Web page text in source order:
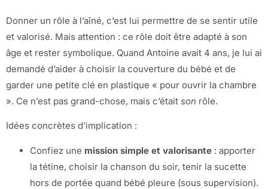
Donner un rôle à l’aîné, c’est lui permettre de se sentir utile
et valorisé. Mais attention : ce rôle doit être adapté à son
âge et rester symbolique. Quand Antoine avait 4 ans, je lui ai
demandé d’aider à choisir la couverture du bébé et de
garder une petite clé en plastique « pour ouvrir la chambre
». Ce n’est pas grand-chose, mais c’était son rôle.
Idées concrètes d’implication :
Confiez une mission simple et valorisante : apporter
la tétine, choisir la chanson du soir, tenir la sucette
hors de portée quand bébé pleure (sous supervision).